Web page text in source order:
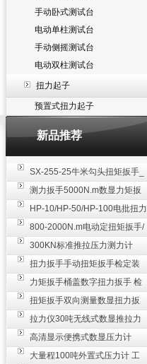
手动卧式测试台
电动单柱测试台
手动侧摇测试台
电动双柱测试台
扭力起子
预置式扭力起子
新品推荐
SX-255-25牛米勾头扭矩扳手_
螺栓紧固扭力扳手
测力扳手5000N.m数显力矩扳
手 非标扭力扳手工业级
HP-10/HP-50/HP-100电批扭力
测试仪,测量仪
800-2000N.m电动定扭矩扳手/
扭矩电动扳手
300KN标准推拉压力测力计
_0.3级数显压力仪
扭力扳手手动扭矩扳手检定装
置 50-100N扳手测量仪器
力矩扳手桶盖数字扭力扳手 检
测瓶盖拧紧扭矩工具
扭矩扳手双向测量数显扭力扳
手 2000N,m力矩扳手价格
拉力仪30吨无线式数显推拉力
计 数字显示测力计80T
高清显示便携式数显压力计
300N500n_手持电子测力计
大量程100吨外置式压力计 工